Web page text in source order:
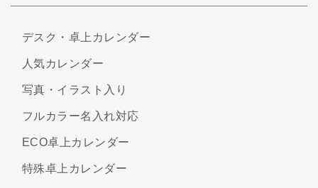
デスク・卓上カレンダー
人気カレンダー
写真・イラスト入り
フルカラー名入れ対応
ECO卓上カレンダー
特殊卓上カレンダー